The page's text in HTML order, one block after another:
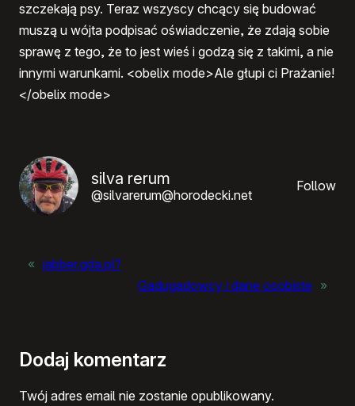
szczekają psy. Teraz wszyscy chcący się budować
muszą u wójta podpisać oświadczenie, że zdają sobie
sprawę z tego, że to jest wieś i godzą się z takimi, a nie
innymi warunkami. <obelix mode>Ale głupi ci Prażanie!
</obelix mode>
silva rerum
@silvarerum@horodecki.net
Follow
« jabber.gda.pl?
Gadugadowcy i dane osobiste »
Dodaj komentarz
Twój adres email nie zostanie opublikowany.